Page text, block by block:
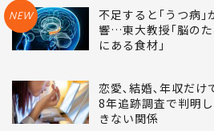
NEW
不足すると｢うつ病｣
響…東大教授｢脳の
にある食材｣
恋愛､結婚､年収だ
8年追跡調査で判明
きない関係